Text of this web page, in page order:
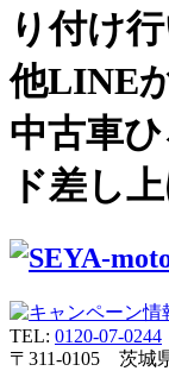
り付け
他LINE
中古車
ド差し
TEL: 0120-07-0244
〒311-0105 茨城